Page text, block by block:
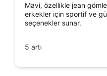
Mavi, özellikle jean
erkekler için sportif ve
seçenekler sunar.
5 artı